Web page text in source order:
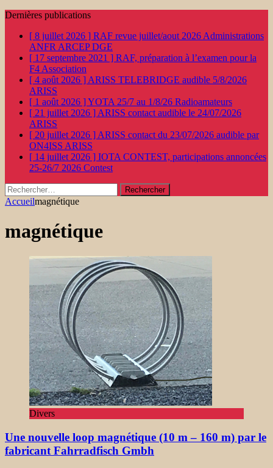
Dernières publications
[ 8 juillet 2026 ] RAF revue juillet/aout 2026 Administrations
ANFR ARCEP DGE
[ 17 septembre 2021 ] RAF, préparation à l’examen pour la
F4 Association
[ 4 août 2026 ] ARISS TELEBRIDGE audible 5/8/2026
ARISS
[ 1 août 2026 ]YOTA 25/7 au 1/8/26 Radioamateurs
[ 21 juillet 2026 ] ARISS contact audible le 24/07/2026
ARISS
[ 20 juillet 2026 ] ARISS contact du 23/07/2026 audible par
ON4ISS ARISS
[ 14 juillet 2026 ] IOTA CONTEST, participations annoncées
25-26/7 2026 Contest
Rechercher :
Accueilmagnétique
magnétique
Divers
Une nouvelle loop magnétique (10 m – 160 m) par le
fabricant Fahrradfisch Gmbh